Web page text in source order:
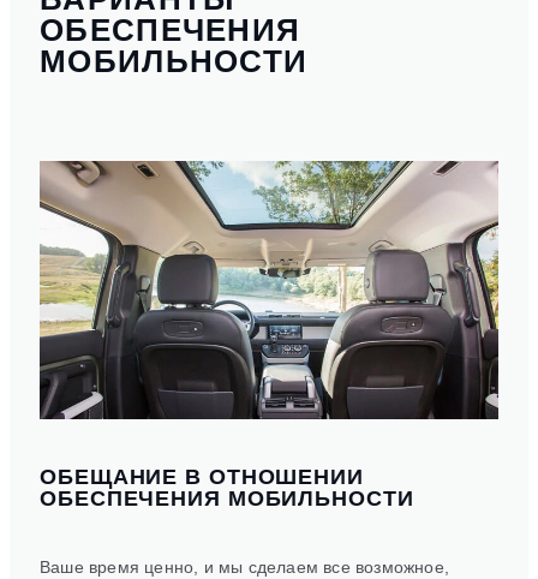
ОБЕСПЕЧЕНИЯ
МОБИЛЬНОСТИ
ОБЕЩАНИЕ В ОТНОШЕНИИ
ОБЕСПЕЧЕНИЯ МОБИЛЬНОСТИ
Ваше время ценно, и мы сделаем все возможное,